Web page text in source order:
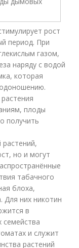
рост
период. При
газом,
наряду с водой
которая
плоды
получить
но и могут
табачного
блоха,
Для них никотин
в
семейства
и служит
растений